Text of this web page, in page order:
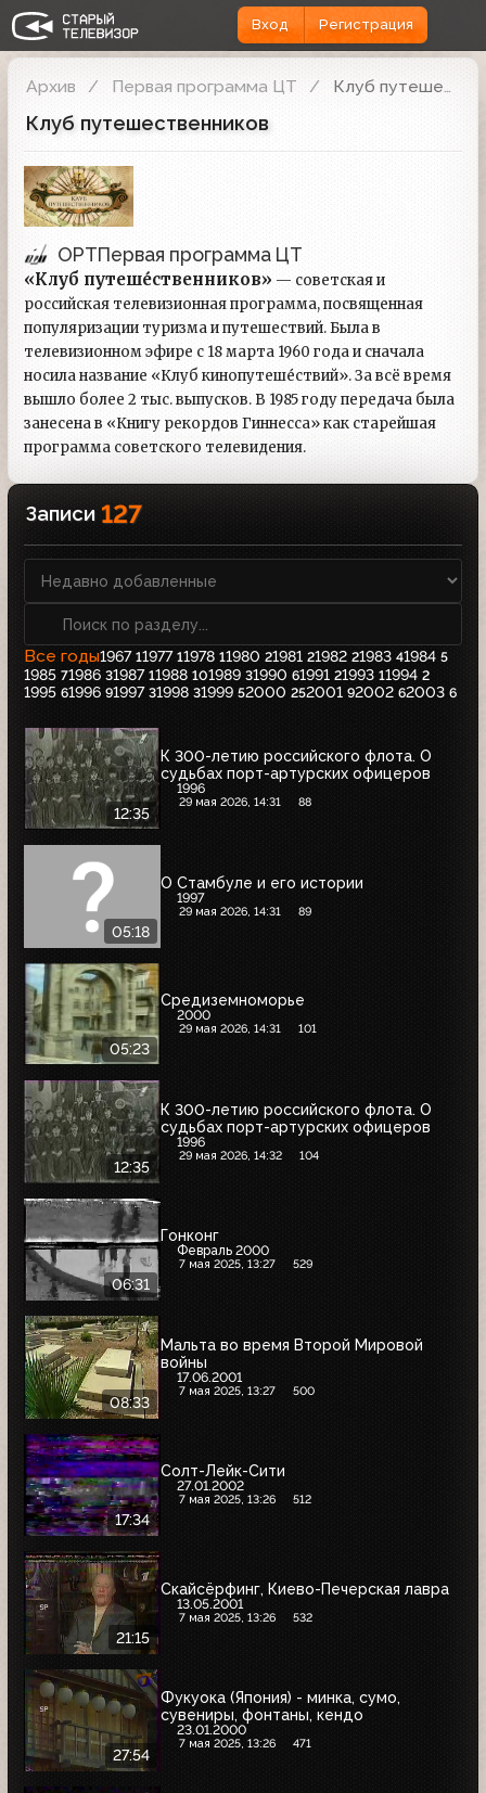
Вход Регистрация
Архив Первая программа ЦТ Клуб путешественников
Клуб путешественников
ОРТПервая программа ЦТ
«Клуб путеше́ственников» — советская и
российская телевизионная программа, посвященная
популяризации туризма и путешествий. Была в
телевизионном эфире с 18 марта 1960 года и сначала
носила название «Клуб кинопутеше́ствий». За всё время
вышло более 2 тыс. выпусков. В 1985 году передача была
занесена в «Книгу рекордов Гиннесса» как старейшая
программа советского телевидения.
Записи 127
Все годы1967 11977 11978 11980 21981 21982 21983 41984 5
1985 71986 31987 11988 101989 31990 61991 21993 11994 2
1995 61996 91997 31998 31999 52000 252001 92002 62003 6
12:35
К 300-летию российского флота. О
судьбах порт-артурских офицеров
1996
29 мая 2026, 14:31 88
05:18
О Стамбуле и его истории
1997
29 мая 2026, 14:31 89
05:23
Средиземноморье
2000
29 мая 2026, 14:31 101
12:35
К 300-летию российского флота. О
судьбах порт-артурских офицеров
1996
29 мая 2026, 14:32 104
06:31
Гонконг
Февраль 2000
7 мая 2025, 13:27 529
08:33
Мальта во время Второй Мировой
войны
17.06.2001
7 мая 2025, 13:27 500
17:34
Солт-Лейк-Сити
27.01.2002
7 мая 2025, 13:26 512
21:15
Скайсёрфинг, Киево-Печерская лавра
13.05.2001
7 мая 2025, 13:26 532
27:54
Фукуока (Япония) - минка, сумо,
сувениры, фонтаны, кендо
23.01.2000
7 мая 2025, 13:26 471